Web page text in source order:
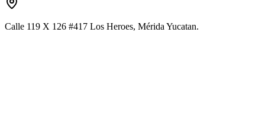
Calle 119 X 126 #417 Los Heroes, Mérida Yucatan.